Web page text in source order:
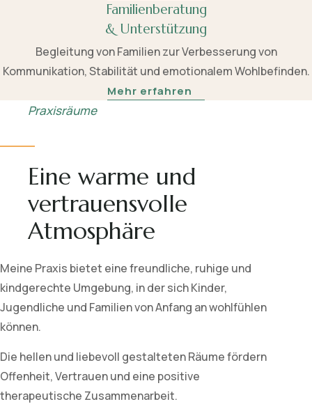
Familienberatung
& Unterstützung
Begleitung von Familien zur Verbesserung von
Kommunikation, Stabilität und emotionalem Wohlbefinden.
Mehr erfahren
Praxisräume
Eine warme und
vertrauensvolle
Atmosphäre
Meine Praxis bietet eine freundliche, ruhige und
kindgerechte Umgebung, in der sich Kinder,
Jugendliche und Familien von Anfang an wohlfühlen
können.
Die hellen und liebevoll gestalteten Räume fördern
Offenheit, Vertrauen und eine positive
therapeutische Zusammenarbeit.